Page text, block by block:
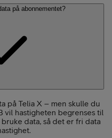
på abonnementet?
på Telia X – men skulle du
vil hastigheten begrenses til
data, så det er fri data